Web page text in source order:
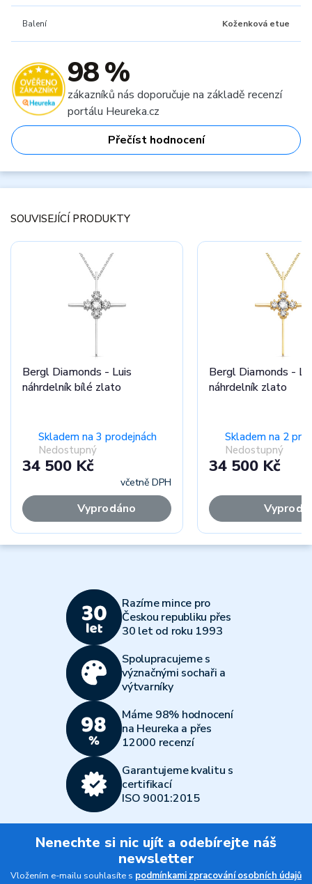
Balení Koženková etue
98 %
zákazníků nás doporučuje na základě recenzí
portálu Heureka.cz
Přečíst hodnocení
SOUVISEJÍCÍ PRODUKTY
Bergl Diamonds - Luis
náhrdelník bílé zlato
Skladem na 3 prodejnách
Nedostupný
34 500 Kč
včetně DPH
Vyprodáno
Bergl Diamonds -
náhrdelník zlato
Skladem na 2
Nedostupný
34 500 Kč
Razíme mince pro
Českou republiku přes
30 let od roku 1993
Spolupracujeme s
význačnými sochaři a
výtvarníky
Máme 98% hodnocení
na Heureka a přes
12000 recenzí
Garantujeme kvalitu s
certifikací
ISO 9001:2015
Nenechte si nic ujít a odebírejte náš
newsletter
Vložením e-mailu souhlasíte s podmínkami zpracování osobních údajů